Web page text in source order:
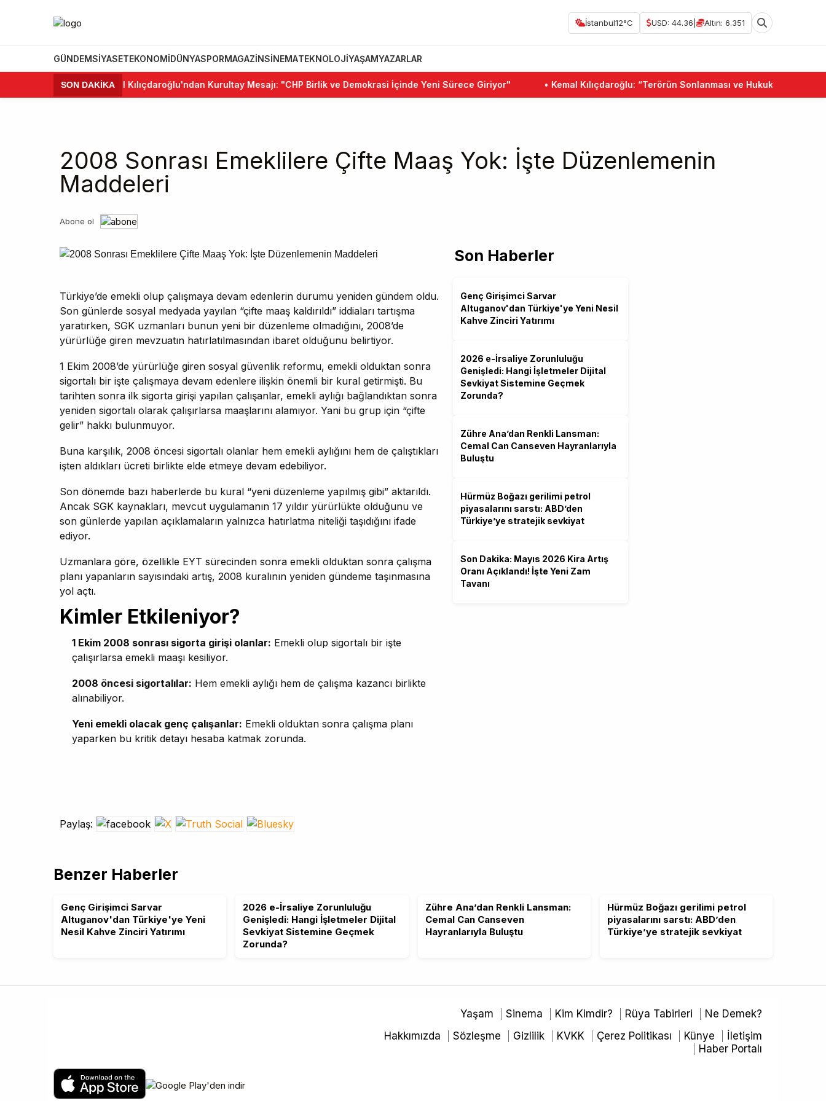
İstanbul12°C USD: 44.36 Altın: 6.351
GÜNDEMSIYASETEKONOMIDÜNYASPORMAGAZINSINEMATEKNOLOJIYAŞAMYAZARLAR
SON DAKİKA
• Kemal Kılıçdaroğlu'ndan Kurultay Mesajı: "CHP Birlik ve Demokrasi İçinde Yeni Sürece Giriyor" Kemal Kılıçdaroğlu: “Terörün Sonlanması ve Hukuk Devleti Birlikte
2008 Sonrası Emeklilere Çifte Maaş Yok: İşte Düzenlemenin
Maddeleri
Abone ol
Türkiye’de emekli olup çalışmaya devam edenlerin durumu yeniden gündem oldu.
Son günlerde sosyal medyada yayılan “çifte maaş kaldırıldı” iddiaları tartışma
yaratırken, SGK uzmanları bunun yeni bir düzenleme olmadığını, 2008’de
yürürlüğe giren mevzuatın hatırlatılmasından ibaret olduğunu belirtiyor.
1 Ekim 2008’de yürürlüğe giren sosyal güvenlik reformu, emekli olduktan sonra
sigortalı bir işte çalışmaya devam edenlere ilişkin önemli bir kural getirmişti. Bu
tarihten sonra ilk sigorta girişi yapılan çalışanlar, emekli aylığı bağlandıktan sonra
yeniden sigortalı olarak çalışırlarsa maaşlarını alamıyor. Yani bu grup için “çifte
gelir” hakkı bulunmuyor.
Buna karşılık, 2008 öncesi sigortalı olanlar hem emekli aylığını hem de çalıştıkları
işten aldıkları ücreti birlikte elde etmeye devam edebiliyor.
Son dönemde bazı haberlerde bu kural “yeni düzenleme yapılmış gibi” aktarıldı.
Ancak SGK kaynakları, mevcut uygulamanın 17 yıldır yürürlükte olduğunu ve
son günlerde yapılan açıklamaların yalnızca hatırlatma niteliği taşıdığını ifade
ediyor.
Uzmanlara göre, özellikle EYT sürecinden sonra emekli olduktan sonra çalışma
planı yapanların sayısındaki artış, 2008 kuralının yeniden gündeme taşınmasına
yol açtı.
Kimler Etkileniyor?
1 Ekim 2008 sonrası sigorta girişi olanlar: Emekli olup sigortalı bir işte
çalışırlarsa emekli maaşı kesiliyor.
2008 öncesi sigortalılar: Hem emekli aylığı hem de çalışma kazancı birlikte
alınabiliyor.
Yeni emekli olacak genç çalışanlar: Emekli olduktan sonra çalışma planı
yaparken bu kritik detayı hesaba katmak zorunda.
Paylaş:
Son Haberler
Genç Girişimci Sarvar
Altuganov'dan Türkiye'ye Yeni Nesil
Kahve Zinciri Yatırımı
2026 e-İrsaliye Zorunluluğu
Genişledi: Hangi İşletmeler Dijital
Sevkiyat Sistemine Geçmek
Zorunda?
Zühre Ana’dan Renkli Lansman:
Cemal Can Canseven Hayranlarıyla
Buluştu
Hürmüz Boğazı gerilimi petrol
piyasalarını sarstı: ABD’den
Türkiye’ye stratejik sevkiyat
Son Dakika: Mayıs 2026 Kira Artış
Oranı Açıklandı! İşte Yeni Zam
Tavanı
Benzer Haberler
Genç Girişimci Sarvar
Altuganov'dan Türkiye'ye Yeni
Nesil Kahve Zinciri Yatırımı
2026 e-İrsaliye Zorunluluğu
Genişledi: Hangi İşletmeler Dijital
Sevkiyat Sistemine Geçmek
Zorunda?
Zühre Ana’dan Renkli Lansman:
Cemal Can Canseven
Hayranlarıyla Buluştu
Hürmüz Boğazı gerilimi petrol
piyasalarını sarstı: ABD’den
Türkiye’ye stratejik sevkiyat
Yaşam Sinema Kim Kimdir? Rüya Tabirleri
Ne Demek?
Hakkımızda
Sözleşme Gizlilik KVKK Çerez Politikası Künye
İletişim
Haber Portalı